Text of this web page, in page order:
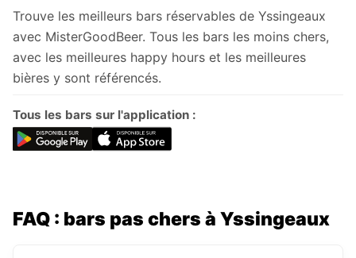
Trouve les meilleurs bars réservables de Yssingeaux
avec MisterGoodBeer. Tous les bars les moins chers,
avec les meilleures happy hours et les meilleures
bières y sont référencés.
Tous les bars sur l'application :
FAQ : bars pas chers à Yssingeaux